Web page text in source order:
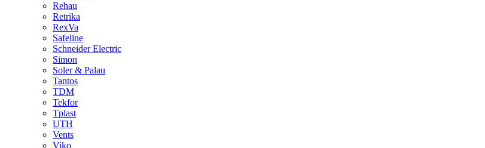
Rehau
Retrika
RexVa
Safeline
Schneider Electric
Simon
Soler & Palau
Tantos
TDM
Tekfor
Tplast
UTH
Vents
Viko